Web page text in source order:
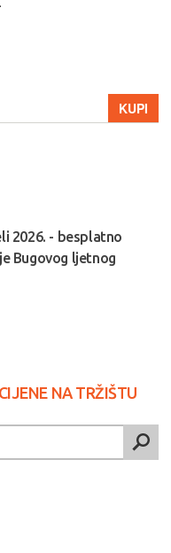
KUPI
2026. - besplatno
Bugovog ljetnog
NA TRŽIŠTU